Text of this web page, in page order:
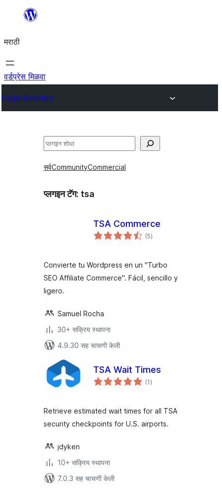
सामुग्रीवर
मराठी
वर्डप्रेस मिळवा
Plugin Directory
शोधा
सर्वCommunityCommercial
प्लगइन टॅग: tsa
TSA Commerce
(5एकूण
मूल्यांकन
)
Convierte tu Wordpress en un "Turbo
SEO Affiliate Commerce". Fácil, sencillo y
ligero.
Samuel Rocha
30+ सक्रिय स्थापना
4.9.30 सह चाचणी केली
TSA Wait Times
(1एकूण
मूल्यांकन
)
Retrieve estimated wait times for all TSA
security checkpoints for U.S. airports.
jdyken
10+ सक्रिय स्थापना
7.0.3 सह चाचणी केली